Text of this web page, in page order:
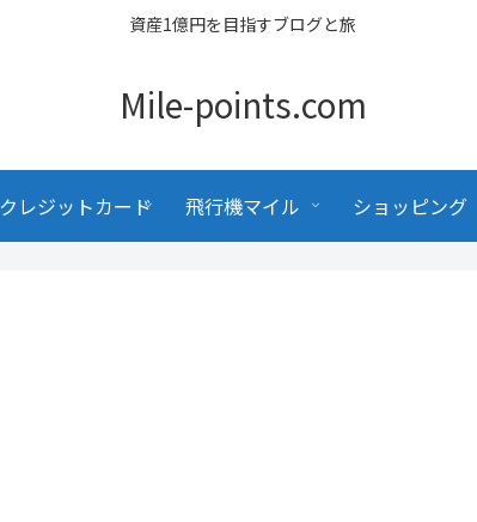
資産1億円を目指すブログと旅
Mile-points.com
クレジットカード 飛行機マイル ショッピング